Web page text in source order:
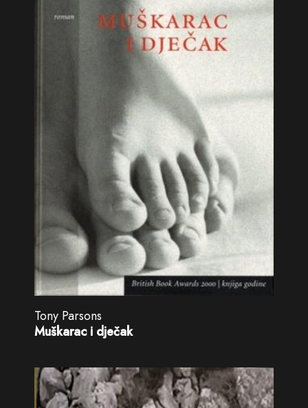
Tony Parsons
Muškarac i dječak